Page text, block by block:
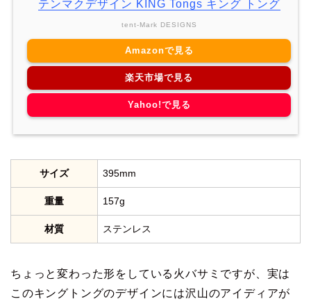
テンマクデザイン KING Tongs キング トング
tent-Mark DESIGNS
Amazonで見る
楽天市場で見る
Yahoo!で見る
サイズ 395mm
重量 157g
材質 ステンレス
ちょっと変わった形をしている火バサミですが、実は
このキングトングのデザインには沢山のアイディアが